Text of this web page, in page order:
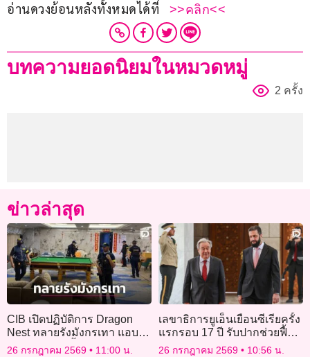
อ่านดวงย้อนหลังทั้งหมดได้ที่ >>คลิก<<
บทความยอดนิยมในหมวดหมู่
2 ครั้ง
ข่าวล่าสุด
CIB เปิดปฏิบัติการ Dragon
Nest ทลายรังมังกรเทา แอบ
เปิดบ่อน-ปาร์ตี้ยา-ค้ากาม
26 กรกฎาคม 2569 11:00 น.
เลขาธิการยูเอ็นเยือนซีเรียครั้ง
แรกรอบ 17 ปี รับปากช่วยฟื้นฟู
ประเทศหลังสงคราม
26 กรกฎาคม 2569 10:56 น.